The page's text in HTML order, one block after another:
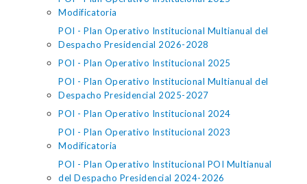
Modificatoria
POI - Plan Operativo Institucional Multianual del
Despacho Presidencial 2026-2028
POI - Plan Operativo Institucional 2025
POI - Plan Operativo Institucional Multianual del
Despacho Presidencial 2025-2027
POI - Plan Operativo Institucional 2024
POI - Plan Operativo Institucional 2023
Modificatoria
POI - Plan Operativo Institucional POI Multianual
del Despacho Presidencial 2024-2026